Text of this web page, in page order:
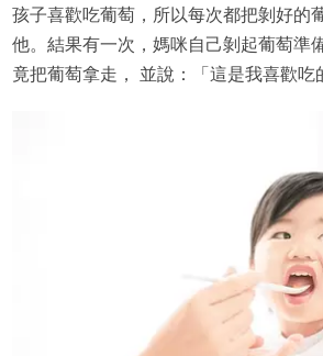
孩子喜歡吃葡萄，所以每次都把剝好的
他。結果有一次，媽咪自己剝起葡萄準
竟把葡萄拿走， 並說：「這是我喜歡吃